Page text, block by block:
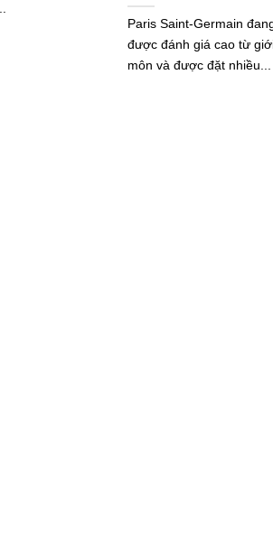
Paris Saint-Germain
được đánh giá cao từ
môn và được đặt nhiều...